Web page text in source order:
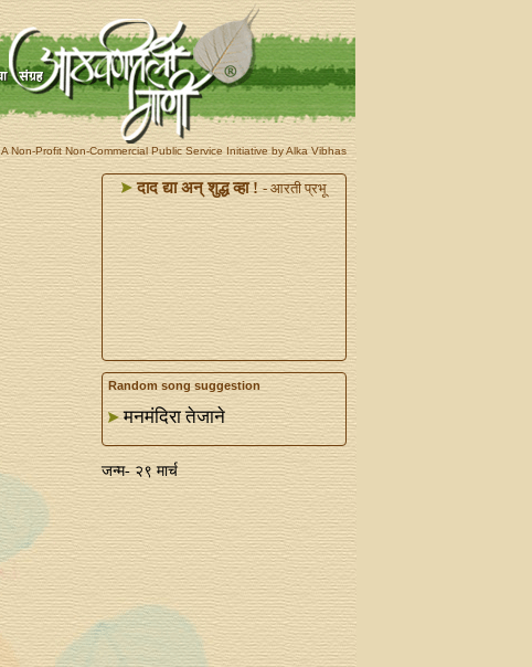
A Non-Profit Non-Commercial Public Service Initiative by Alka Vibhas
दाद द्या अन्‌ शुद्ध व्हा ! - आरती प्रभू
Random song suggestion
मनमंदिरा तेजाने
जन्म- २९ मार्च